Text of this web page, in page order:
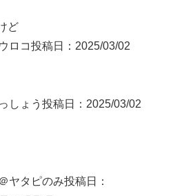
ど
ロコ投稿日：2025/03/02
しょう 投稿日：2025/03/02
ヤタピのみ投稿日：